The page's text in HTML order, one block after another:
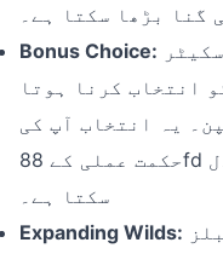
گنا بڑھا سکتا ہے۔
Bonus Choice:
انتخاب کرنا ہوتا
یہ انتخاب آپ کی
حکمت عملی کے 88fd مطابق آپ کے کھیل کا رخ بدل
سکتا ہے۔
Expanding Wilds: